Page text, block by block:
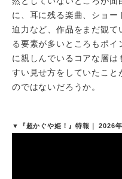
に、耳に残る楽曲、ショ
迫力など、作品をまだ観て
る要素が多いところもポ
に親しんでいるコアな層
すい見せ方をしていたこと
のではないだろうか。
▼『超かぐや姫！』特報｜ 2026